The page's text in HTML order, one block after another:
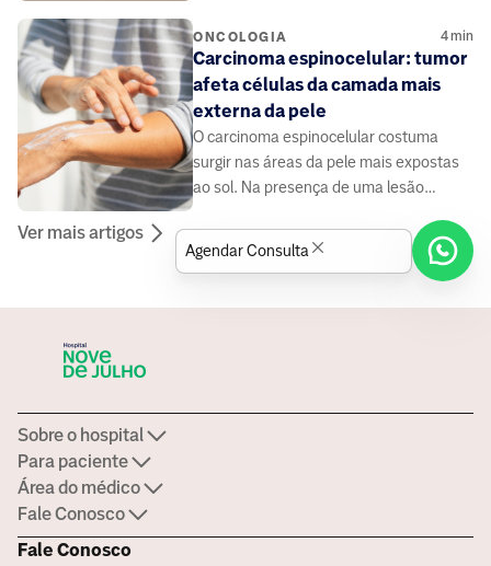
ONCOLOGIA 4min
Carcinoma espinocelular: tumor
afeta células da camada mais
externa da pele
O carcinoma espinocelular costuma
surgir nas áreas da pele mais expostas
ao sol. Na presença de uma lesão
Ver mais artigos
Fale Conosco
Sobre o hospital
Para paciente
Área do médico
Fale Conosco
Agendar Consulta